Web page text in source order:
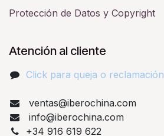
Protección de Datos y Copyright
Atención al cliente
Click para queja o reclamación​
ventas@iberochina.com
info@iberochina.com
+34 916 619 622